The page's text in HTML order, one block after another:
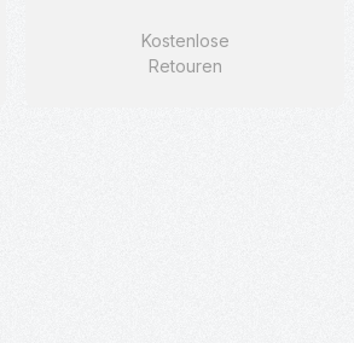
Kostenlose
Retouren